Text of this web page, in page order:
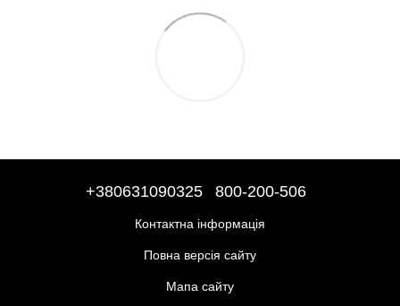
+380631090325 800-200-506
Контактна інформація
Повна версія сайту
Мапа сайту